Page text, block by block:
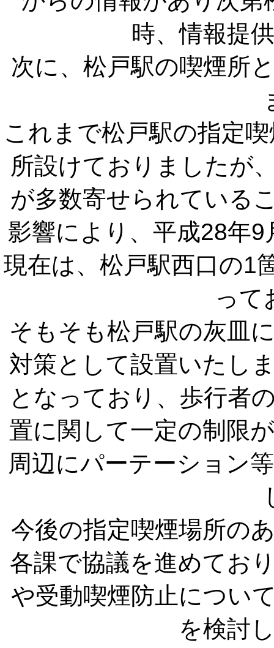
時、情報提
次に、松戸駅の喫煙所
これまで松戸駅の指定
所設けておりましたが
が多数寄せられている
影響により、平成28年
現在は、松戸駅西口の1
って
そもそも松戸駅の灰皿
対策として設置いたし
となっており、歩行者
置に関して一定の制限
周辺にパーテーション
今後の指定喫煙場所の
各課で協議を進めてお
や受動喫煙防止につい
を検討